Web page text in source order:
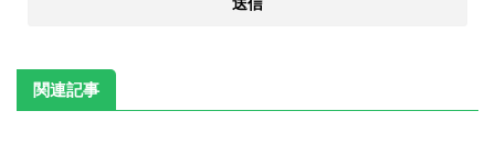
関連記事